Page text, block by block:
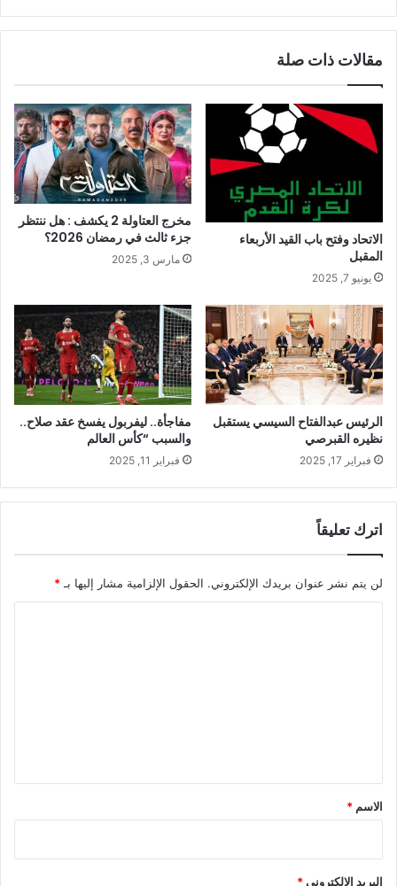
مقالات ذات صلة
الاتحاد وفتح باب القيد الأربعاء
المقبل
يونيو 7, 2025
مخرج العتاولة 2 يكشف : هل ننتظر
جزء ثالث في رمضان 2026؟
مارس 3, 2025
الرئيس عبدالفتاح السيسي يستقبل
نظيره القبرصي
فبراير 17, 2025
مفاجأة.. ليفربول يفسخ عقد صلاح..
والسبب “كأس العالم
فبراير 11, 2025
اترك تعليقاً
لن يتم نشر عنوان بريدك الإلكتروني. الحقول الإلزامية مشار إليها بـ *
*
الاسم *
البريد الإلكتروني*